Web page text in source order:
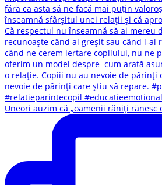
Uneori auzim că „oamenii răniți rănesc